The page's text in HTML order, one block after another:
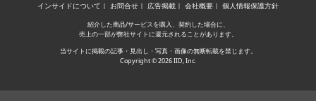
インサイドについて お問合せ 広告掲載 会社概要 個人情報保護方針
紹介した商品/サービスを購入、契約した場合に、
売上の一部が弊社サイトに還元されることがあります。
当サイトに掲載の記事・見出し・写真・画像の無断転載を禁じます。
Copyright © 2026 IID, Inc.